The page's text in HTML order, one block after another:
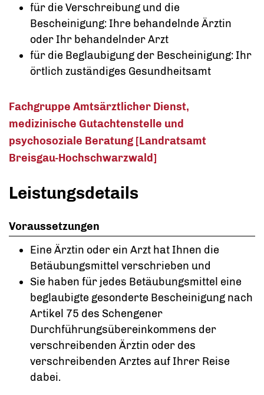
für die Verschreibung und die
Bescheinigung: Ihre behandelnde Ärztin
oder Ihr behandelnder Arzt
für die Beglaubigung der Bescheinigung: Ihr
örtlich zuständiges Gesundheitsamt
Fachgruppe Amtsärztlicher Dienst,
medizinische Gutachtenstelle und
psychosoziale Beratung [Landratsamt
Breisgau-Hochschwarzwald]
Leistungsdetails
Voraussetzungen
Eine Ärztin oder ein Arzt hat Ihnen die
Betäubungsmittel verschrieben und
Sie haben für jedes Betäubungsmittel eine
beglaubigte gesonderte Bescheinigung nach
Artikel 75 des Schengener
Durchführungsübereinkommens der
verschreibenden Ärztin oder des
verschreibenden Arztes auf Ihrer Reise
dabei.